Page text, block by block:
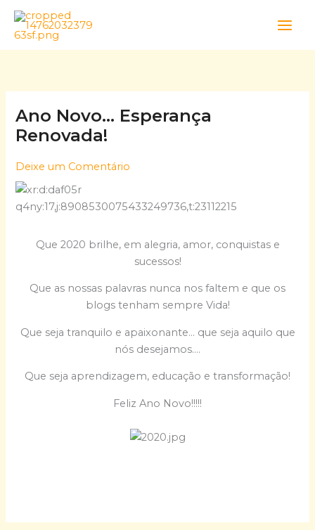
Skip
content
Ano Novo… Esperança
Renovada!
Deixe um Comentário
Que 2020 brilhe, em alegria, amor, conquistas e
sucessos!
Que as nossas palavras nunca nos faltem e que os
blogs tenham sempre Vida!
Que seja tranquilo e apaixonante… que seja aquilo que
nós desejamos….
Que seja aprendizagem, educação e transformação!
Feliz Ano Novo!!!!!